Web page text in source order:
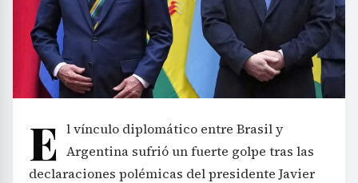
E l vínculo diplomático entre Brasil y
Argentina sufrió un fuerte golpe tras las
declaraciones polémicas del presidente Javier